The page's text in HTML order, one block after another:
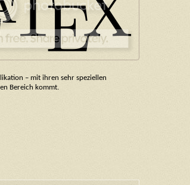
– mit ihren sehr speziellen
Bereich kommt.